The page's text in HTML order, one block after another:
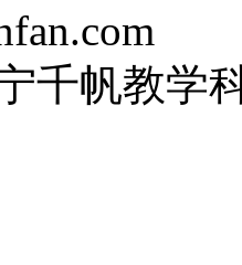
千帆教学